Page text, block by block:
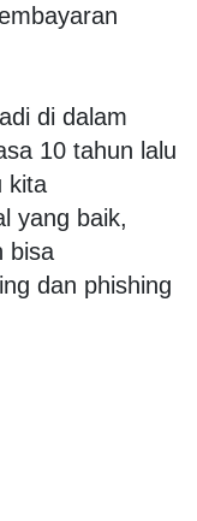
di dalam
10 tahun lalu
kita
yang baik,
bisa
dan phishing